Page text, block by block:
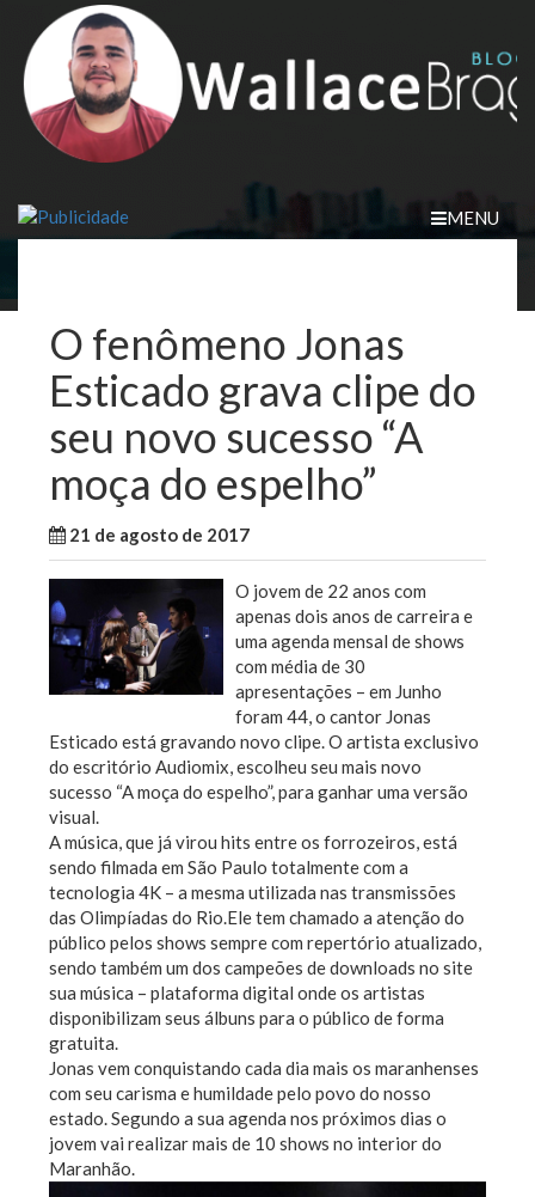
content
MENU
O fenômeno Jonas
Esticado grava clipe do
seu novo sucesso “A
moça do espelho”
21 de agosto de 2017
O jovem de 22 anos com
apenas dois anos de carreira e
uma agenda mensal de shows
com média de 30
apresentações – em Junho
foram 44, o cantor Jonas
Esticado está gravando novo clipe. O artista exclusivo
do escritório Audiomix, escolheu seu mais novo
sucesso “A moça do espelho”, para ganhar uma versão
visual.
A música, que já virou hits entre os forrozeiros, está
sendo filmada em São Paulo totalmente com a
tecnologia 4K – a mesma utilizada nas transmissões
das Olimpíadas do Rio.Ele tem chamado a atenção do
público pelos shows sempre com repertório atualizado,
sendo também um dos campeões de downloads no site
sua música – plataforma digital onde os artistas
disponibilizam seus álbuns para o público de forma
gratuita.
Jonas vem conquistando cada dia mais os maranhenses
com seu carisma e humildade pelo povo do nosso
estado. Segundo a sua agenda nos próximos dias o
jovem vai realizar mais de 10 shows no interior do
Maranhão.